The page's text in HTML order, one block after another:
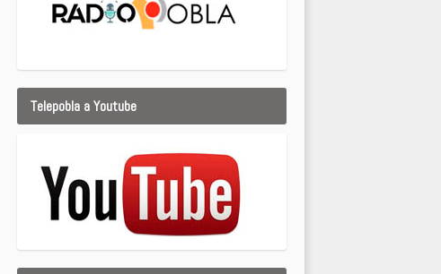
Telepobla a Youtube